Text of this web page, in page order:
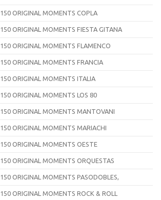
150 ORIGINAL MOMENTS COPLA
150 ORIGINAL MOMENTS FIESTA GITANA
150 ORIGINAL MOMENTS FLAMENCO
150 ORIGINAL MOMENTS FRANCIA
150 ORIGINAL MOMENTS ITALIA
150 ORIGINAL MOMENTS LOS 80
150 ORIGINAL MOMENTS MANTOVANI
150 ORIGINAL MOMENTS MARIACHI
150 ORIGINAL MOMENTS OESTE
150 ORIGINAL MOMENTS ORQUESTAS
150 ORIGINAL MOMENTS PASODOBLES,
150 ORIGINAL MOMENTS ROCK & ROLL